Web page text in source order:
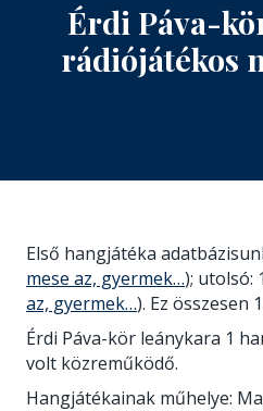
Érdi Páva-
rádiójátékos
Első hangjátéka
mese az, gyermek…); utolsó:
az, gyermek…). Ez összesen
Érdi Páva-kör leánykara 1
volt közreműködő.
Hangjátékainak műhelye: